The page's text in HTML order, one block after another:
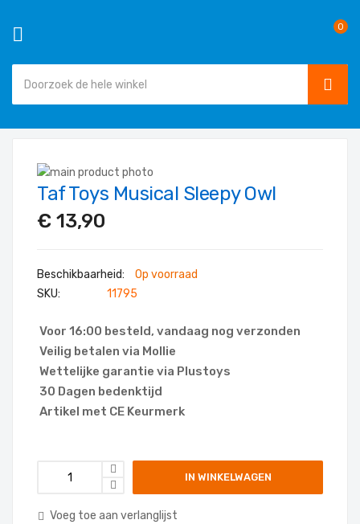
0
Ga
naar
einde
de
afbeeldingen-
Ga
het
van
de
gallerij
Taf Toys Musical Sleepy Owl
€ 13,90
Op voorraad
SKU
11795
Voor 16:00 besteld, vandaag nog verzonden
Veilig betalen via Mollie
Wettelijke garantie via Plustoys
30 Dagen bedenktijd
Artikel met CE Keurmerk
IN WINKELWAGEN
Voeg toe aan verlanglijst